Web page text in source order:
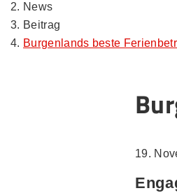
News
Beitrag
Burgenlands beste
19.